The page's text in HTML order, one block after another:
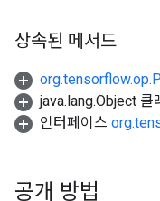
상속된 메서드
java.lang.Object 클
인터페이스
공개 방법